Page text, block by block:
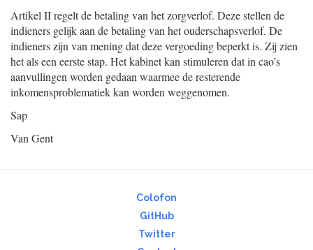
Artikel II regelt de betaling van het zorgverlof. Deze stellen de
indieners gelijk aan de betaling van het ouderschapsverlof. De
indieners zijn van mening dat deze vergoeding beperkt is. Zij zien
het als een eerste stap. Het kabinet kan stimuleren dat in cao’s
aanvullingen worden gedaan waarmee de resterende
inkomensproblematiek kan worden weggenomen.
Sap
Van Gent
Colofon
GitHub
Twitter